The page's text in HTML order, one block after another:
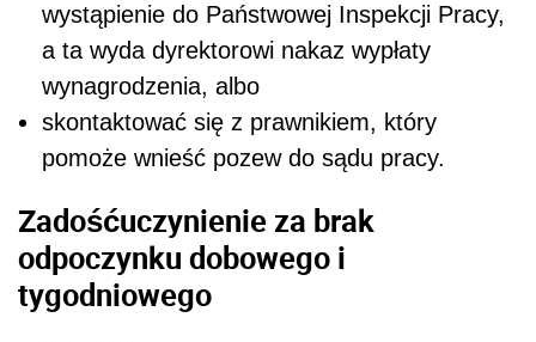
wystąpienie do Państwowej Inspekcji Pracy,
a ta wyda dyrektorowi nakaz wypłaty
wynagrodzenia, albo
skontaktować się z prawnikiem, który
pomoże wnieść pozew do sądu pracy.
Zadośćuczynienie za brak
odpoczynku dobowego i
tygodniowego